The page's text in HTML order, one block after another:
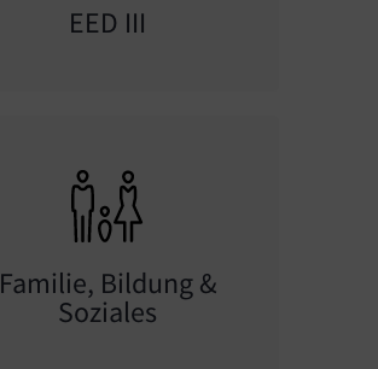
EED III
Familie, Bildung &
Soziales